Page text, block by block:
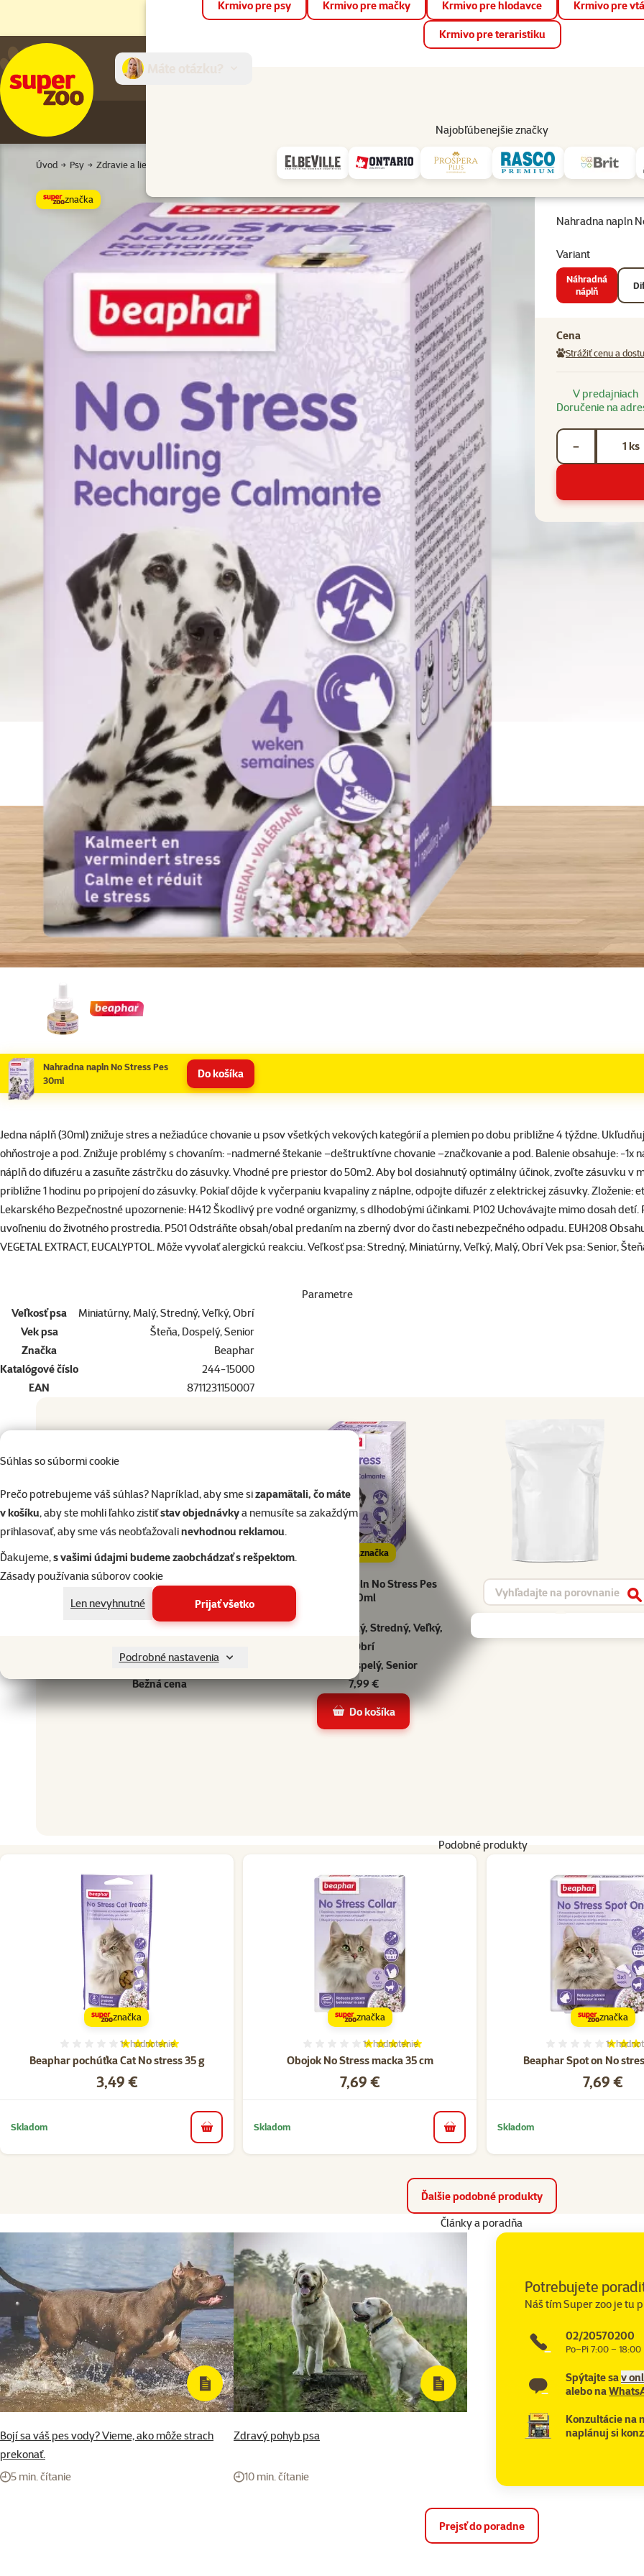
📱 Stiahnite si novú aplikáciu Super zoo.Viac informácií
Súhlas so súbormi cookie
Prečo potrebujeme váš súhlas? Napríklad, aby sme sizapamätali, čo máte
v košíku, aby ste mohli ľahko zistiťstav objednávkya nemusíte sa zakaždým
prihlasovať, aby sme vás neobťažovalinevhodnou reklamou.
Ďakujeme,s vašimi údajmi budeme zaobchádzať s rešpektom.
Zásady používania súborov cookie
Len nevyhnutné
Prijať všetko
Podrobné nastavenia
Krmivo pre psy Krmivo pre mačky Krmivo pre hlodavce Krmivo pre
Krmivo pre teraristiku
Najobľúbenejšie značky
Predajne Služby
Úvod Psy Zdravie a liečivá Nahradna napln No Stress Pes 30ml
Nahradna napln
Variant
Náhradná
náplň
Cena
Strážiť cenu a
V predajniach
Doručenie na
ks
−
značka
Nahradna napln No Stress Pes
30ml
Do košíka
superzoo.product.detail.content
Jedna náplň (30ml) znižuje stres a nežiadúce chovanie u psov všetkých vekových kategórií a plemien po dobu približne 4 týždne.
ohňostroje a pod. Znižuje problémy s chovaním: -nadmerné štekanie –deštruktívne chovanie –značkovanie a pod. Balenie obsahuje: -
náplň do difuzéru a zasuňte zástrčku do zásuvky. Vhodné pre priestor do 50m2. Aby bol dosiahnutý optimálny účinok, zvoľte zásuvku v
približne 1 hodinu po pripojení do zásuvky. Pokiaľ dôjde k vyčerpaniu kvapaliny z náplne, odpojte difuzér z elektrickej zásuvky.
Lekarského Bezpečnostné upozornenie: H412 Škodlivý pre vodné organizmy, s dlhodobými účinkami. P102 Uchovávajte mimo dosah
uvoľneniu do životného prostredia. P501 Odstráňte obsah/obal predaním na zberný dvor do časti nebezpečného odpadu. EUH208 Obsahuje
VEGETAL EXTRACT, EUCALYPTOL. Môže vyvolať alergickú reakciu. Veľkosť psa: Stredný, Miniatúrny, Veľký, Malý, Obrí Vek psa: Senior,
Parametre
Veľkosť psa
Miniatúrny, Malý, Stredný, Veľký, Obrí
Vek psa
Šteňa, Dospelý, Senior
Značka
Beaphar
Katalógové číslo
244-15000
EAN
8711231150007
Doprajte vášmu miláčikovi to najlepšie
Vyberte si kvalitu od Super zoo
Vyberte si kvalitu od Super zoo
značka
Nahradna napln No Stress Pes
30ml
Vyhľadávanie produktu
Miniatúrny, Malý, Stredný, Veľký,
Obrí
Vek psa
Šteňa, Dospelý, Senior
Bežná cena
7,99 €
Do košíka
Podobné produkty
Beaphar pochúťka Cat No stress 35 g
Hodnotenie 100%, počet hodnotení: 1
1×hodnotenie
Cena
3,49 €
značka
Skladom do košíka
Obojok No Stress macka 35 cm
Hodnotenie 100%, počet hodnotení: 1
1×hodnotenie
Cena
7,69 €
značka
Skladom do košíka
Beaphar Spot on No
1×
Cena
7,69 €
značka
Skladom
Ďalšie podobné produkty
Články a poradňa
Potrebujete
Náš tím Super zoo je tu
02/20570200
Po–Pi 7:00 – 18:00
Spýtajte sav
alebo na
Konzultácie na
naplánuj si
Bojí sa váš pes vody? Vieme, ako môže strach
prekonať.
5 min. čítanie
Zdravý pohyb psa
10 min. čítanie
Prejsť do poradne